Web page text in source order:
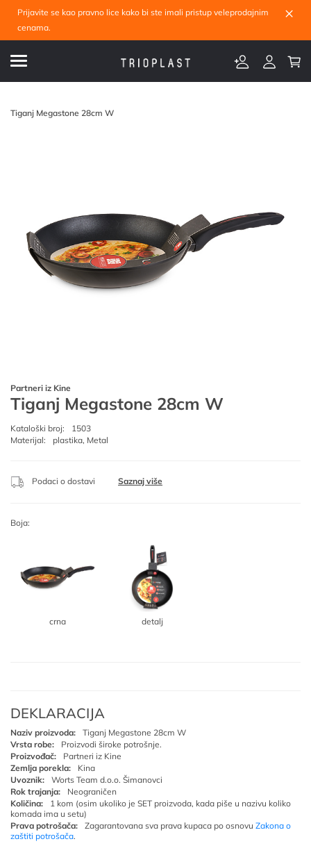
Prijavite se kao pravno lice kako bi ste imali pristup veleprodajnim
cenama.
×
Tiganj Megastone 28cm W
Partneri iz Kine
Tiganj Megastone 28cm W
Kataloški broj:
1503
Materijal:
plastika, Metal
Podaci o dostavi Saznaj više
Boja:
crna detalj
DEKLARACIJA
Naziv proizvoda:
Tiganj Megastone 28cm W
Vrsta robe:
Proizvodi široke potrošnje.
Proizvođač:
Partneri iz Kine
Zemlja porekla:
Kina
Uvoznik:
Worts Team d.o.o. Šimanovci
Rok trajanja:
Neograničen
Količina:
1 kom (osim ukoliko je SET proizvoda, kada piše u nazivu koliko
komada ima u setu)
Prava potrošača:
Zagarantovana sva prava kupaca po osnovu Zakona o
zaštiti potrošača.